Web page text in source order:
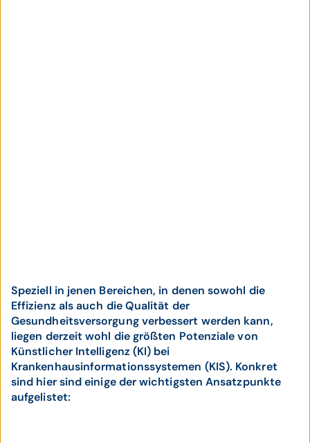
Speziell in jenen Bereichen, in denen sowohl die
Effizienz als auch die Qualität der
Gesundheitsversorgung verbessert werden kann,
liegen derzeit wohl die größten Potenziale von
Künstlicher Intelligenz (KI) bei
Krankenhausinformationssystemen (KIS). Konkret
sind hier sind einige der wichtigsten Ansatzpunkte
aufgelistet: